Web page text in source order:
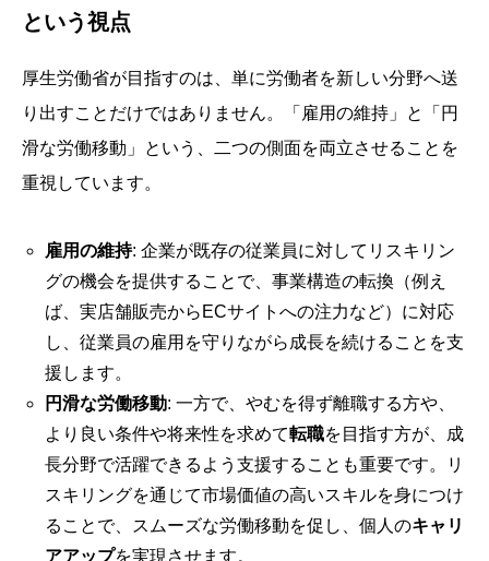
という視点
厚生労働省が目指すのは、単に労働者を新しい分野へ送
り出すことだけではありません。「雇用の維持」と「円
滑な労働移動」という、二つの側面を両立させることを
重視しています。
雇用の維持: 企業が既存の従業員に対してリスキリン
グの機会を提供することで、事業構造の転換（例え
ば、実店舗販売からECサイトへの注力など）に対応
し、従業員の雇用を守りながら成長を続けることを支
援します。
円滑な労働移動: 一方で、やむを得ず離職する方や、
より良い条件や将来性を求めて転職を目指す方が、成
長分野で活躍できるよう支援することも重要です。リ
スキリングを通じて市場価値の高いスキルを身につけ
ることで、スムーズな労働移動を促し、個人のキャリ
アアップを実現させます。